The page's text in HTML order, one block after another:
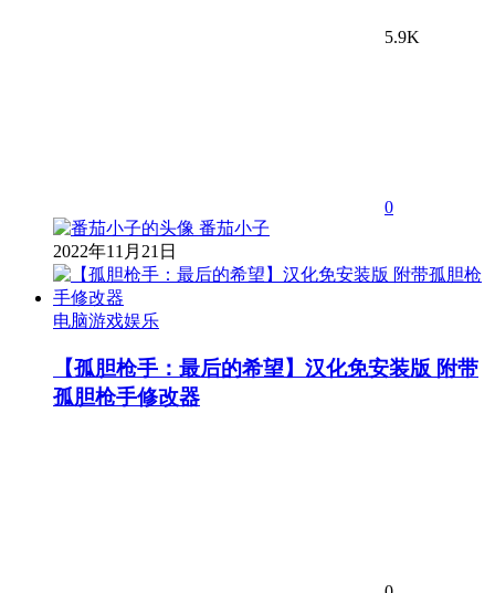
5.9K
0
番茄小子
2022年11月21日
电脑游戏娱乐
【孤胆枪手：最后的希望】汉化免安装版 附带
孤胆枪手修改器